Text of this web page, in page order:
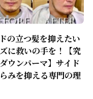
の立つ髪を抑えたい
に救いの手を！【究
ウンパーマ】サイド
みを抑える専門の理